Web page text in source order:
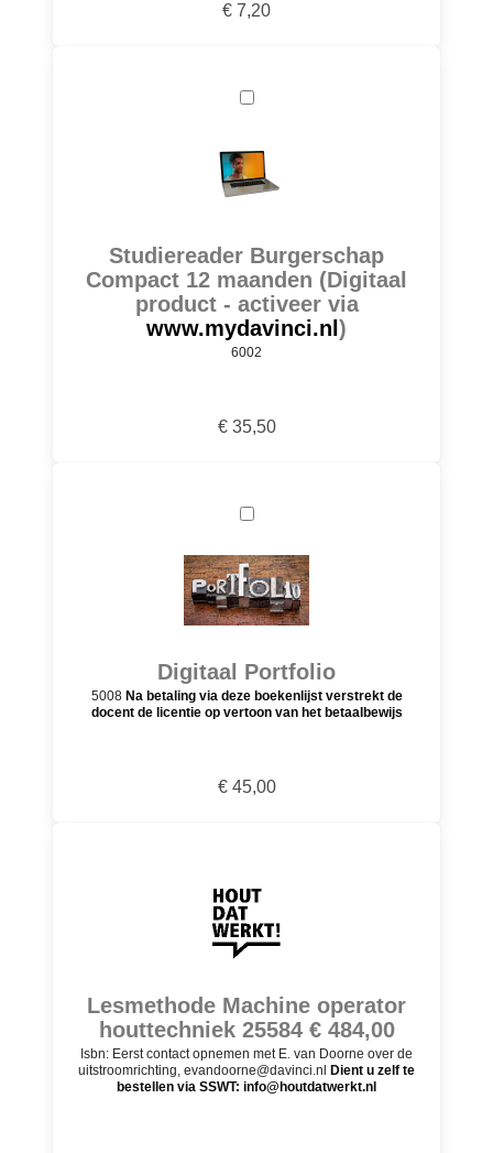
€ 7,20
Studiereader Burgerschap
Compact 12 maanden (Digitaal
product - activeer via
www.mydavinci.nl )
6002
€ 35,50
Digitaal Portfolio
5008 Na betaling via deze boekenlijst verstrekt de
docent de licentie op vertoon van het betaalbewijs
€ 45,00
Lesmethode Machine operator
houttechniek 25584 € 484,00
Isbn: Eerst contact opnemen met E. van Doorne over de
uitstroomrichting, evandoorne@davinci.nl
Dient u zelf te
bestellen via SSWT: info@houtdatwerkt.nl